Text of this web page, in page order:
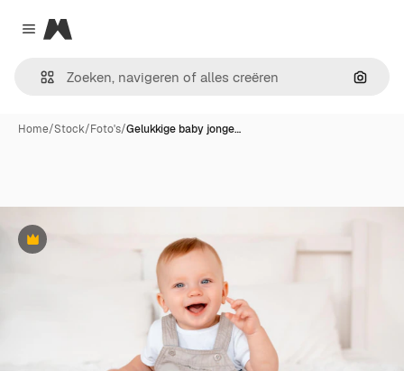
Close menu
Magnific
Home/Stock/Foto's/Gelukkige baby jonge…
Premium